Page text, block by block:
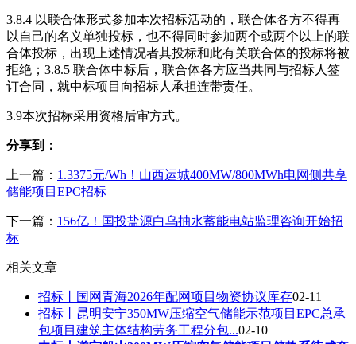
3.8.4 以联合体形式参加本次招标活动的，联合体各方不得再
以自己的名义单独投标，也不得同时参加两个或两个以上的联
合体投标，出现上述情况者其投标和此有关联合体的投标将被
拒绝；3.8.5 联合体中标后，联合体各方应当共同与招标人签
订合同，就中标项目向招标人承担连带责任。
3.9本次招标采用资格后审方式。
分享到：
上一篇： 1.3375元/Wh！山西运城400MW/800MWh电网侧共享
储能项目EPC招标
下一篇： 156亿！国投盐源白乌抽水蓄能电站监理咨询开始招
标
相关文章
招标丨国网青海2026年配网项目物资协议库存02-11
招标丨昆明安宁350MW压缩空气储能示范项目EPC总承
包项目建筑主体结构劳务工程分包...02-10